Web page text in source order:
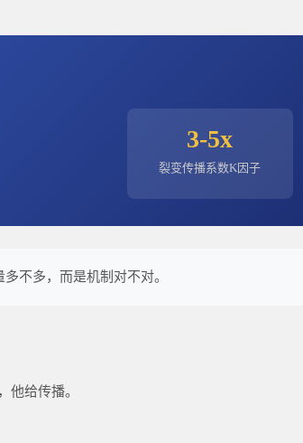
3-5x
裂变传播系数K因子
不多，而是机制对不对。
给传播。